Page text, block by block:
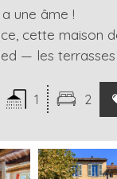
une âme !
cette maison
— les terrasses
1 2